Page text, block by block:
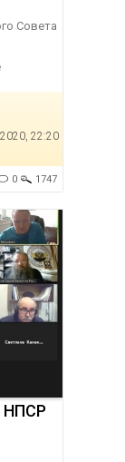
Совета
22:20
0 1747